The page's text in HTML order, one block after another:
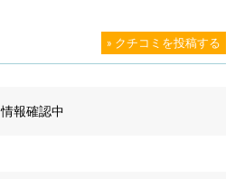
» クチコミを投稿する
情報確認中